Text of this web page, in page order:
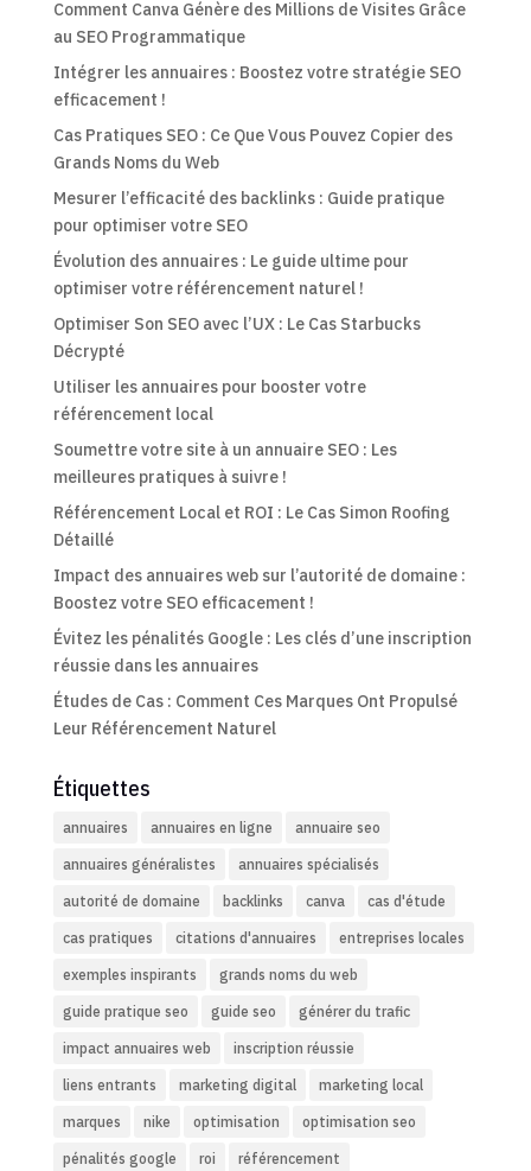
Comment Canva Génère des Millions de Visites Grâce
au SEO Programmatique
Intégrer les annuaires : Boostez votre stratégie SEO
efficacement !
Cas Pratiques SEO : Ce Que Vous Pouvez Copier des
Grands Noms du Web
Mesurer l’efficacité des backlinks : Guide pratique
pour optimiser votre SEO
Évolution des annuaires : Le guide ultime pour
optimiser votre référencement naturel !
Optimiser Son SEO avec l’UX : Le Cas Starbucks
Décrypté
Utiliser les annuaires pour booster votre
référencement local
Soumettre votre site à un annuaire SEO : Les
meilleures pratiques à suivre !
Référencement Local et ROI : Le Cas Simon Roofing
Détaillé
Impact des annuaires web sur l’autorité de domaine :
Boostez votre SEO efficacement !
Évitez les pénalités Google : Les clés d’une inscription
réussie dans les annuaires
Études de Cas : Comment Ces Marques Ont Propulsé
Leur Référencement Naturel
Étiquettes
annuaires annuaires en ligne annuaire seo
annuaires généralistes annuaires spécialisés
autorité de domaine backlinks canva cas d'étude
cas pratiques citations d'annuaires entreprises locales
exemples inspirants grands noms du web
guide pratique seo guide seo générer du trafic
impact annuaires web inscription réussie
liens entrants marketing digital marketing local
marques nike optimisation optimisation seo
pénalités google roi référencement